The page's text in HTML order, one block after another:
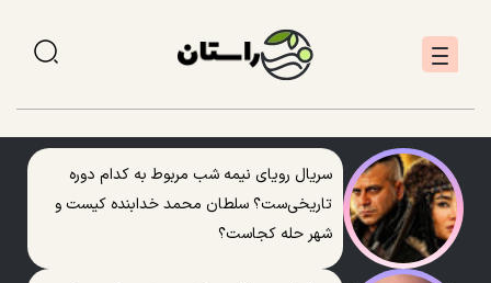
سریال رویای نیمه شب مربوط به کدام دوره
تاریخی‌ست؟ سلطان محمد خدابنده کیست و
شهر حله کجاست؟